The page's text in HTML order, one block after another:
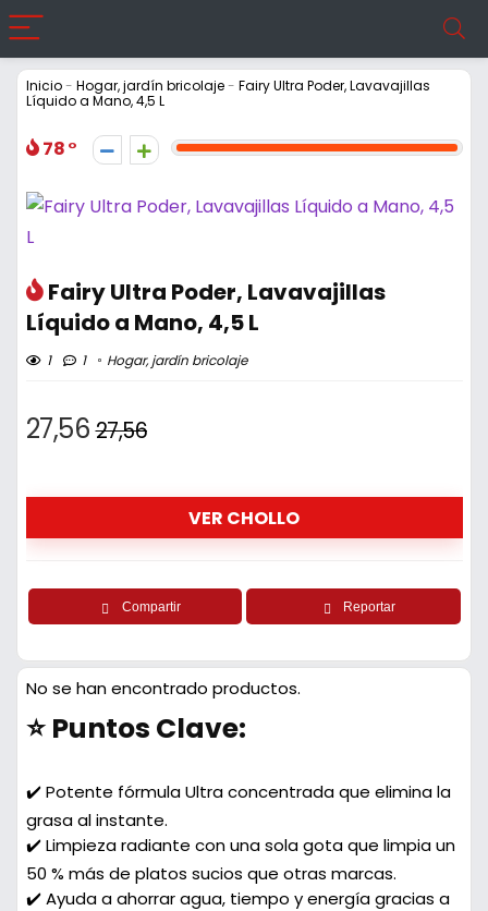
Inicio- Hogar, jardín bricolaje- Fairy Ultra Poder, Lavavajillas
Líquido a Mano, 4,5 L
78
Fairy Ultra Poder, Lavavajillas
Líquido a Mano, 4,5 L
1 1 Hogar, jardín bricolaje
27,56 27,56
VER CHOLLO
Compartir Reportar
No se han encontrado productos.
⭐ Puntos Clave:
✔️ Potente fórmula Ultra concentrada que elimina la
grasa al instante.
✔️ Limpieza radiante con una sola gota que limpia un
50 % más de platos sucios que otras marcas.
✔️ Ayuda a ahorrar agua, tiempo y energía gracias a